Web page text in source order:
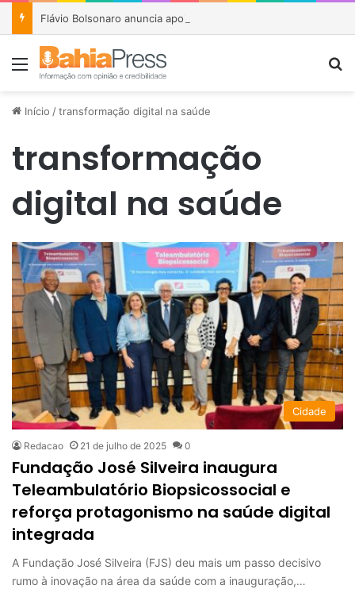
Menu
Início /transformação digital na saúde
transformação
digital na saúde
Cidade
Redacao 21 de julho de 2025 0
Fundação José Silveira inaugura
Teleambulatório Biopsicossocial e
reforça protagonismo na saúde digital
integrada
A Fundação José Silveira (FJS) deu mais um passo decisivo
rumo à inovação na área da saúde com a inauguração,…